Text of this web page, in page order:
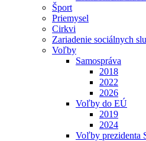
Šport
Priemysel
Cirkvi
Zariadenie sociálnych
Voľby
Samospráva
2018
2022
2026
Voľby do EÚ
2019
2024
Voľby prezidenta